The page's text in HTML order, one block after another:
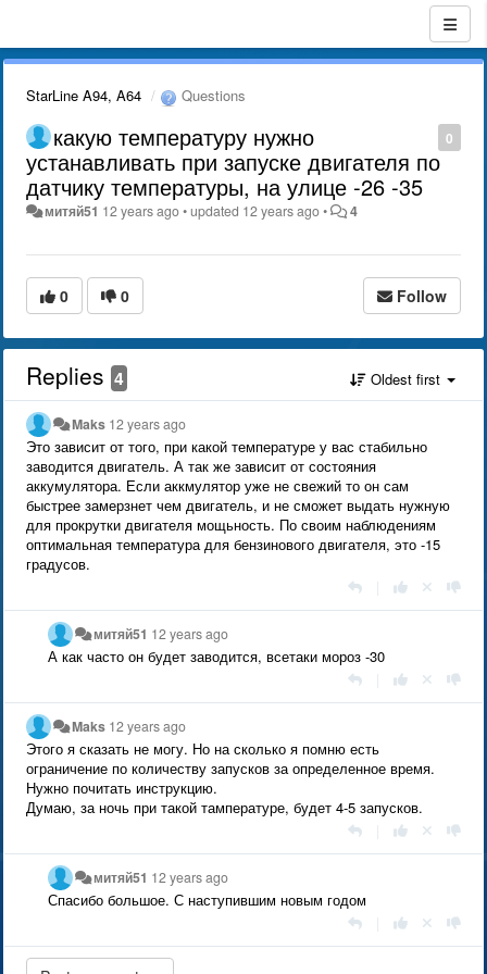
StarLine A94, A64 Questions
0
какую температуру нужно
устанавливать при запуске двигателя по
датчику температуры, на улице -26 -35
митяй51 12 years ago•updated 12 years ago• 4
0 0 Follow
Replies 4 Oldest first
Maks 12 years ago
Это зависит от того, при какой температуре у вас стабильно
заводится двигатель. А так же зависит от состояния
аккумулятора. Если аккмулятор уже не свежий то он сам
быстрее замерзнет чем двигатель, и не сможет выдать нужную
для прокрутки двигателя мощьность. По своим наблюдениям
оптимальная температура для бензинового двигателя, это -15
градусов.
митяй51 12 years ago
А как часто он будет заводится, всетаки мороз -30
Maks 12 years ago
Этого я сказать не могу. Но на сколько я помню есть
ограничение по количеству запусков за определенное время.
Нужно почитать инструкцию.
Думаю, за ночь при такой тампературе, будет 4-5 запусков.
митяй51 12 years ago
Спасибо большое. С наступившим новым годом